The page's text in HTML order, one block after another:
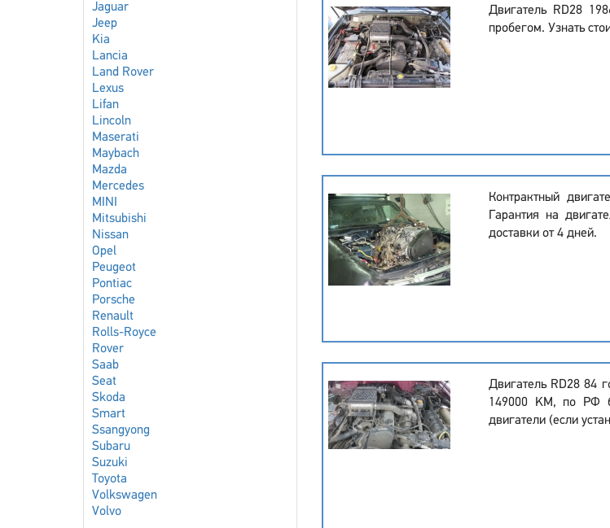
Jaguar
Jeep
Kia
Lancia
Land Rover
Lexus
Lifan
Lincoln
Maserati
Maybach
Mazda
Mercedes
MINI
Mitsubishi
Nissan
Opel
Peugeot
Pontiac
Porsche
Renault
Rolls-Royce
Rover
Saab
Seat
Skoda
Smart
Ssangyong
Subaru
Suzuki
Toyota
Volkswagen
Volvo
Двигатель RD28
пробегом. Узнать
Контрактный
Гарантия на
доставки от 4 дней.
Двигатель RD28 84
149000 KM, по РФ
двигатели (если